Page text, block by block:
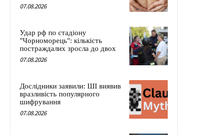
07.08.2026
Удар рф по стадіону
"Чорноморець": кількість
постраждалих зросла до двох
07.08.2026
Дослідники заявили: ШІ виявив
вразливість популярного
шифрування
07.08.2026